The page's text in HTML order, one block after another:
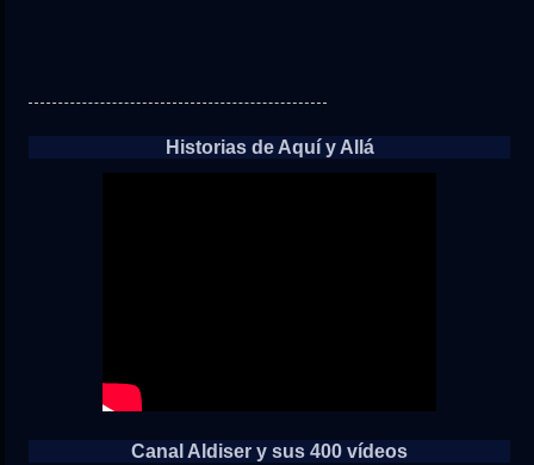
Historias de Aquí y Allá
Canal Aldiser y sus 400 vídeos